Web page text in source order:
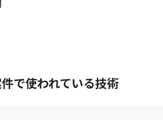
入予定）
】 で使われている技術